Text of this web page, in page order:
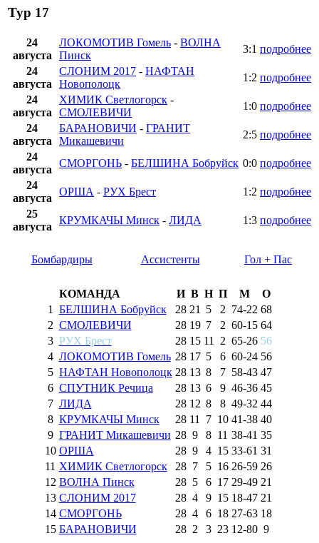
Тур 17
24
августа
ЛОКОМОТИВ Гомель - ВОЛНА
Пинск
3:1 подробнее
24
августа
СЛОНИМ 2017 - НАФТАН
Новополоцк
1:2 подробнее
24
августа
ХИМИК Светлогорск -
СМОЛЕВИЧИ
1:0 подробнее
24
августа
БАРАНОВИЧИ - ГРАНИТ
Микашевичи
2:5 подробнее
24
августа
СМОРГОНЬ - БЕЛШИНА Бобруйск 0:0 подробнее
24
августа
ОРША - РУХ Брест 1:2 подробнее
25
августа
КРУМКАЧЫ Минск - ЛИДА 1:3 подробнее
Бомбардиры Ассистенты Гол + Пас
КОМАНДА И В Н П М
О
1
БЕЛШИНА Бобруйск 28 21 5 2 74-22 68
2 СМОЛЕВИЧИ 28 19 7 2 60-15 64
3 РУХ Брест 28 15 11 2 65-26 56
4 ЛОКОМОТИВ Гомель 28 17 5 6 60-24 56
5 НАФТАН Новополоцк 28 13 8 7 58-43 47
6 СПУТНИК Речица 28 13 6 9 46-36 45
7 ЛИДА 28 12 8 8 49-32 44
8 КРУМКАЧЫ Минск 28 11 7 10 41-38 40
9 ГРАНИТ Микашевичи 28 9 8 11 38-41 35
10 ОРША 28 9 4 15 33-61 31
11 ХИМИК Светлогорск 28 7 5 16 26-59 26
12 ВОЛНА Пинск 28 5 6 17 29-49 21
13 СЛОНИМ 2017 28 4 9 15 18-47 21
14 СМОРГОНЬ 28 4 6 18 27-63 18
15 БАРАНОВИЧИ 28 2 3 23 12-80 9